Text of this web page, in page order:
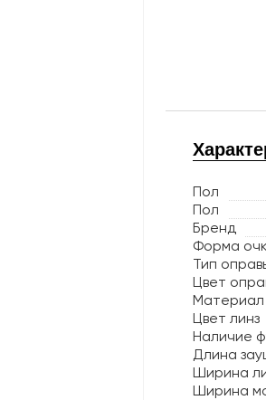
Пол
Пол
Бренд
Форма
Тип
Цвет
Материал
Цвет линз
Наличие
Длина
Ширина
Ширина